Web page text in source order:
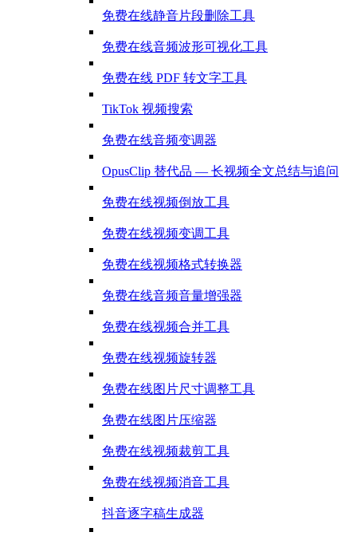
免费在线静音片段删除工具
免费在线音频波形可视化工具
免费在线 PDF 转文字工具
TikTok 视频搜索
免费在线音频变调器
OpusClip 替代品 — 长视频全文总结与追问
免费在线视频倒放工具
免费在线视频变调工具
免费在线视频格式转换器
免费在线音频音量增强器
免费在线视频合并工具
免费在线视频旋转器
免费在线图片尺寸调整工具
免费在线图片压缩器
免费在线视频裁剪工具
免费在线视频消音工具
抖音逐字稿生成器